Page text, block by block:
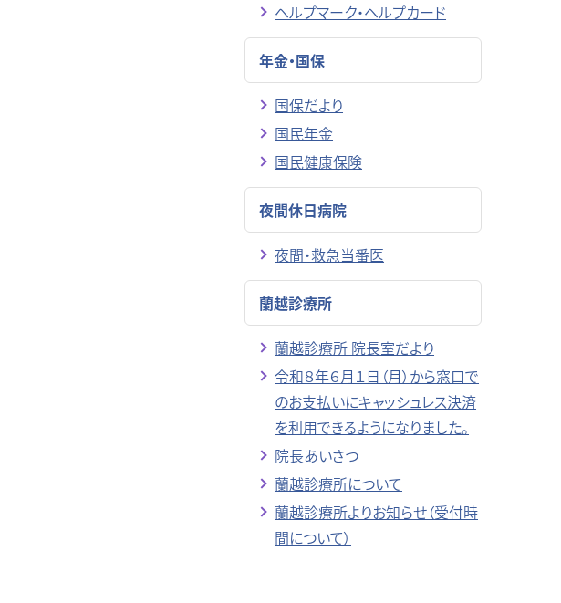
ヘルプマーク・ヘルプカード
年金・国保
国保だより
国民年金
国民健康保険
夜間休日病院
夜間・救急当番医
蘭越診療所
蘭越診療所 院長室だより
令和８年６月１日（月）から窓口で
のお支払いにキャッシュレス決済
を利用できるようになりました。
院長あいさつ
蘭越診療所について
蘭越診療所よりお知らせ（受付時
間について）